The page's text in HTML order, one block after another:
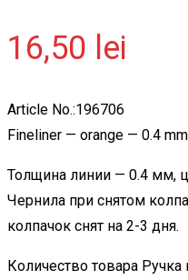
16,50 lei
Article No.:196706
Fineliner — orange — 0.4 mm
Толщина линии — 0.4 мм,
Чернила при снятом
колпачок снят на 2-3 дня.
Количество товара Ручка